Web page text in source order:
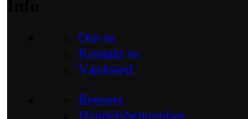
Om os
Kontakt os
Værksted
Reusers